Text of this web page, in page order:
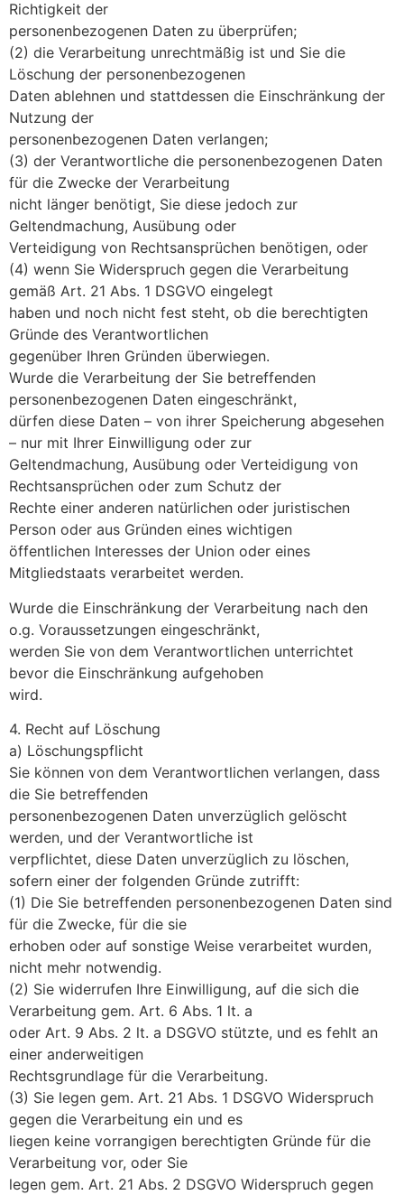
Richtigkeit der
personenbezogenen Daten zu überprüfen;
(2) die Verarbeitung unrechtmäßig ist und Sie die
Löschung der personenbezogenen
Daten ablehnen und stattdessen die Einschränkung der
Nutzung der
personenbezogenen Daten verlangen;
(3) der Verantwortliche die personenbezogenen Daten
für die Zwecke der Verarbeitung
nicht länger benötigt, Sie diese jedoch zur
Geltendmachung, Ausübung oder
Verteidigung von Rechtsansprüchen benötigen, oder
(4) wenn Sie Widerspruch gegen die Verarbeitung
gemäß Art. 21 Abs. 1 DSGVO eingelegt
haben und noch nicht fest steht, ob die berechtigten
Gründe des Verantwortlichen
gegenüber Ihren Gründen überwiegen.
Wurde die Verarbeitung der Sie betreffenden
personenbezogenen Daten eingeschränkt,
dürfen diese Daten – von ihrer Speicherung abgesehen
– nur mit Ihrer Einwilligung oder zur
Geltendmachung, Ausübung oder Verteidigung von
Rechtsansprüchen oder zum Schutz der
Rechte einer anderen natürlichen oder juristischen
Person oder aus Gründen eines wichtigen
öffentlichen Interesses der Union oder eines
Mitgliedstaats verarbeitet werden.
Wurde die Einschränkung der Verarbeitung nach den
o.g. Voraussetzungen eingeschränkt,
werden Sie von dem Verantwortlichen unterrichtet
bevor die Einschränkung aufgehoben
wird.
4. Recht auf Löschung
a) Löschungspflicht
Sie können von dem Verantwortlichen verlangen, dass
die Sie betreffenden
personenbezogenen Daten unverzüglich gelöscht
werden, und der Verantwortliche ist
verpflichtet, diese Daten unverzüglich zu löschen,
sofern einer der folgenden Gründe zutrifft:
(1) Die Sie betreffenden personenbezogenen Daten sind
für die Zwecke, für die sie
erhoben oder auf sonstige Weise verarbeitet wurden,
nicht mehr notwendig.
(2) Sie widerrufen Ihre Einwilligung, auf die sich die
Verarbeitung gem. Art. 6 Abs. 1 lt. a
oder Art. 9 Abs. 2 lt. a DSGVO stützte, und es fehlt an
einer anderweitigen
Rechtsgrundlage für die Verarbeitung.
(3) Sie legen gem. Art. 21 Abs. 1 DSGVO Widerspruch
gegen die Verarbeitung ein und es
liegen keine vorrangigen berechtigten Gründe für die
Verarbeitung vor, oder Sie
legen gem. Art. 21 Abs. 2 DSGVO Widerspruch gegen